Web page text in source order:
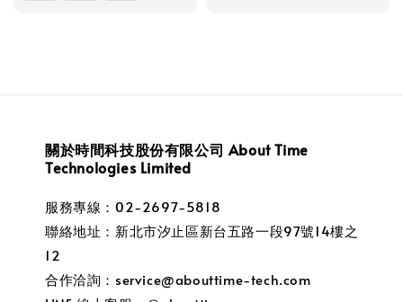
關於時間科技股份有限公司 About Time
Technologies Limited
服務專線：02-2697-5818
聯絡地址：新北市汐止區新台五路一段97號14樓之
12
合作洽詢：service@abouttime-tech.com